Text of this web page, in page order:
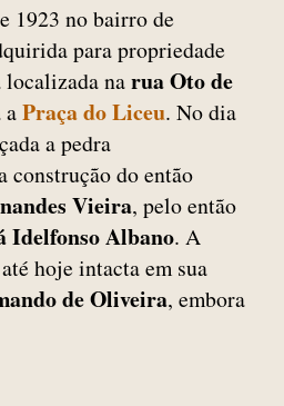
1923 no bairro de
para propriedade
localizada narua Oto de
Praça do Liceu. No dia
a pedra
construção do então
Vieira, pelo então
Idelfonso Albano. A
hoje intacta em sua
de Oliveira, embora